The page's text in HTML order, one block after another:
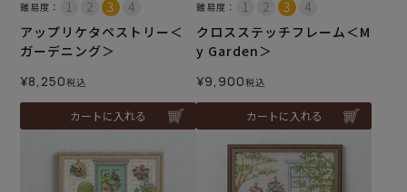
難易度：
アップリケタペストリー＜
ガーデニング＞
¥8,250税込
カートに入れる
難易度：
クロスステッチフレーム＜M
y Garden＞
¥9,900税込
カートに入れる